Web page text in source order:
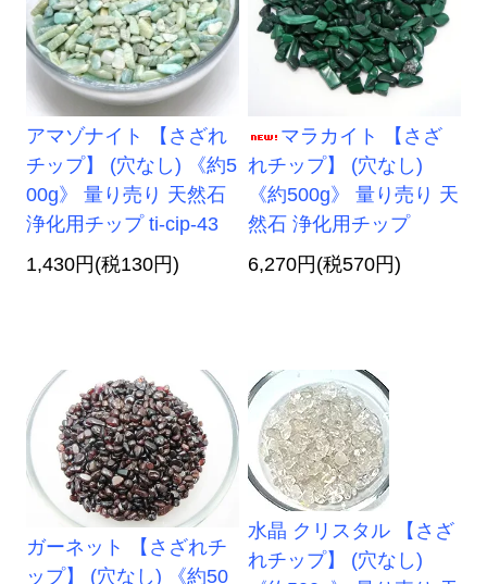
アマゾナイト 【さざれ
チップ】 (穴なし) 《約5
00g》 量り売り 天然石
浄化用チップ ti-cip-43
1,430円(税130円)
マラカイト 【さざ
れチップ】 (穴なし)
《約500g》 量り売り 天
然石 浄化用チップ
6,270円(税570円)
ガーネット 【さざれチ
ップ】 (穴なし) 《約50
水晶 クリスタル 【さざ
れチップ】 (穴なし)